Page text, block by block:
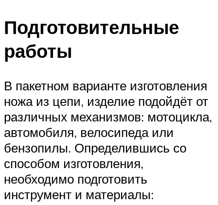
Подготовительные
работы
В пакетном варианте изготовления
ножа из цепи, изделие подойдёт от
различных механизмов: мотоцикла,
автомобиля, велосипеда или
бензопилы. Определившись со
способом изготовления,
необходимо подготовить
инструмент и материалы: